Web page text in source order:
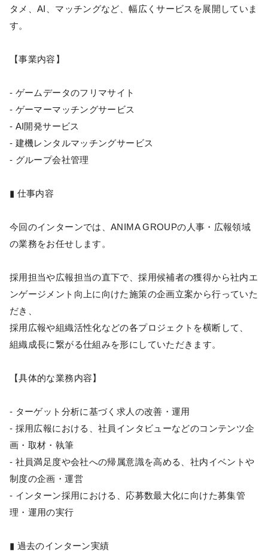
タメ、AI、マッチングなど、幅広くサービスを展開していま
す。
【事業内容】
- ゲームデータのフリマサイト
- ゲーマーマッチングサービス
- AI開発サービス
- 建機レンタルマッチングサービス
- グループ会社管理
▮ 仕事内容
今回のインターンでは、ANIMA GROUPの人事・広報領域
の業務をお任せします。
採用担当や広報担当の直下で、採用候補者の獲得から社内エ
ンゲージメント向上に向けた施策の企画立案から行っていた
だき、
採用広報や組織活性化などの各プロジェクトを横断して、
組織成長に繋がる仕組みを形にしていただきます。
【具体的な業務内容】
- ターゲット分析に基づく求人の改善・運用
- 採用広報における、社員インタビューなどのコンテンツ企
画・取材・執筆
- 社員満足度や会社への帰属意識を高める、社内イベントや
制度の企画・運営
- インターン採用における、応募数最大化に向けた募集管
理・運用の実行
▮ 過去のインターン実績